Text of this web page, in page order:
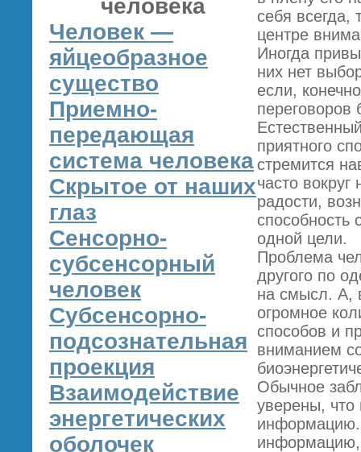
человека
Человек —
яйцеобразное
существо
Приемно-
передающая
система человека
Скрытое от наших
глаз
Сенсорно-
субсенсорный
человек
Субсенсорно-
подсознательная
проекция
Взаимодействие
энергетических
оболочек
себя всегда,
центре
Иногда
них нет
если,
переговоров
приятного
стремится
часто
радости,
способность
одной цели.
Проблема
другого по
на смысл. А,
огромное
способов и
вниманием
Обычное
уверены, что
информацию.
информацию,